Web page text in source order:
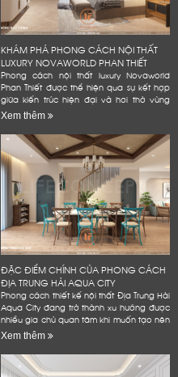
KHÁM PHÁ PHONG CÁCH NỘI THẤT
LUXURY NOVAWORLD PHAN THIẾT
Phong cách nội thất luxury Novaworld
Phan Thiết được thể hiện qua sự kết hợp
giữa kiến trúc hiện đại và hơi thở vùng
biển.
Xem thêm
ĐẶC ĐIỂM CHÍNH CỦA PHONG CÁCH
ĐỊA TRUNG HẢI AQUA CITY
Phong cách thiết kế nội thất Địa Trung Hải
Aqua City đang trở thành xu hướng được
nhiều gia chủ quan tâm khi muốn tạo nên
không gian sống đẳng cấp
Xem thêm